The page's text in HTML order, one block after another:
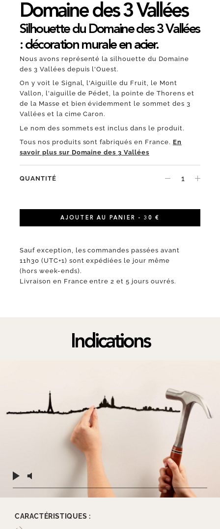
Domaine des 3 Vallées
Silhouette du Domaine des 3 Vallées
: décoration murale en acier.
Nous avons représenté la silhouette du Domaine
des 3 Vallées depuis l'Ouest.
On y voit le Signal, l'Aiguille du Fruit, le Mont
Vallon, l'aiguille de Pédet, la pointe de Thorens et
de la Masse et bien évidemment le sommet des 3
Vallées et la cime Caron.
Le nom des sommets est inclus dans le produit.
Tous nos produits sont fabriqués en France. En
savoir plus sur Domaine des 3 Vallées
QUANTITÉ
AJOUTER AU PANIER - 30 €
Sauf exception, les commandes passées avant
11h30 (UTC+1) sont expédiées le jour même
(hors week-ends).
Livraison en France entre 2 et 5 jours ouvrés.
Indications
CARACTÉRISTIQUES :